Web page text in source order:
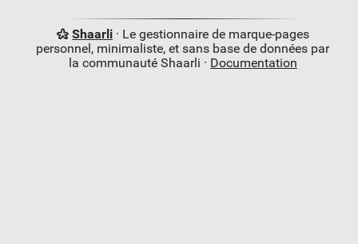
Shaarli· Le gestionnaire de marque-pages
personnel, minimaliste, et sans base de données par
la communauté Shaarli · Documentation